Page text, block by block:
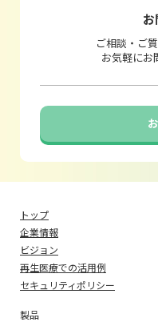
ご相談・ご
お気軽にお
トップ
企業情報
ビジョン
再生医療での活用例
セキュリティポリシー
製品